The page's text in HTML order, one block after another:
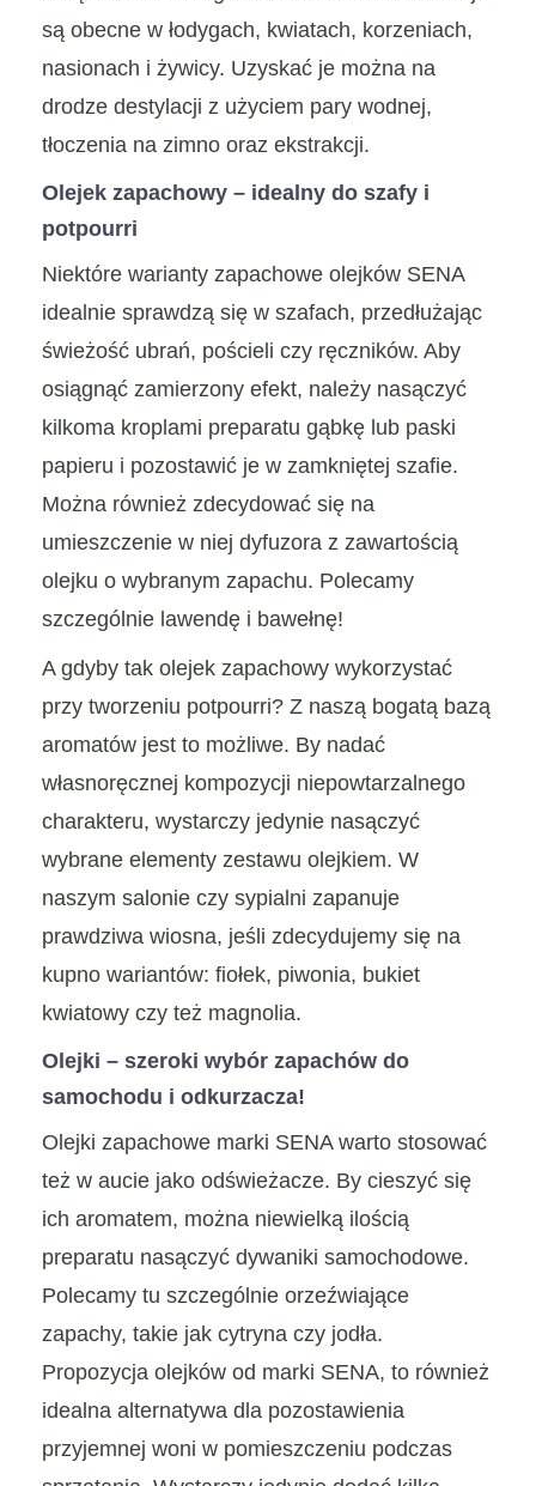
są obecne w łodygach, kwiatach, korzeniach,
nasionach i żywicy. Uzyskać je można na
drodze destylacji z użyciem pary wodnej,
tłoczenia na zimno oraz ekstrakcji.
Olejek zapachowy – idealny do szafy i
potpourri
Niektóre warianty zapachowe olejków SENA
idealnie sprawdzą się w szafach, przedłużając
świeżość ubrań, pościeli czy ręczników. Aby
osiągnąć zamierzony efekt, należy nasączyć
kilkoma kroplami preparatu gąbkę lub paski
papieru i pozostawić je w zamkniętej szafie.
Można również zdecydować się na
umieszczenie w niej dyfuzora z zawartością
olejku o wybranym zapachu. Polecamy
szczególnie lawendę i bawełnę!
A gdyby tak olejek zapachowy wykorzystać
przy tworzeniu potpourri? Z naszą bogatą bazą
aromatów jest to możliwe. By nadać
własnoręcznej kompozycji niepowtarzalnego
charakteru, wystarczy jedynie nasączyć
wybrane elementy zestawu olejkiem. W
naszym salonie czy sypialni zapanuje
prawdziwa wiosna, jeśli zdecydujemy się na
kupno wariantów: fiołek, piwonia, bukiet
kwiatowy czy też magnolia.
Olejki – szeroki wybór zapachów do
samochodu i odkurzacza!
Olejki zapachowe marki SENA warto stosować
też w aucie jako odświeżacze. By cieszyć się
ich aromatem, można niewielką ilością
preparatu nasączyć dywaniki samochodowe.
Polecamy tu szczególnie orzeźwiające
zapachy, takie jak cytryna czy jodła.
Propozycja olejków od marki SENA, to również
idealna alternatywa dla pozostawienia
przyjemnej woni w pomieszczeniu podczas